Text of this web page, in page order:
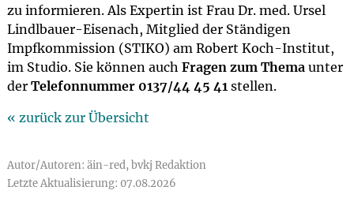
zu informieren. Als Expertin ist Frau Dr. med. Ursel
Lindlbauer-Eisenach, Mitglied der Ständigen
Impfkommission (STIKO) am Robert Koch-Institut,
im Studio. Sie können auch Fragen zum Thema unter
der Telefonnummer 0137/44 45 41 stellen.
« zurück zur Übersicht
Autor/Autoren: äin-red, bvkj Redaktion
Letzte Aktualisierung: 07.08.2026